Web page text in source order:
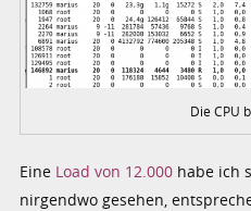
Die CPU
Eine Load von 12.000 habe ich
nirgendwo gesehen,